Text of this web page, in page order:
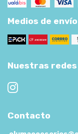
Medios de envío
Nuestras
Contacto